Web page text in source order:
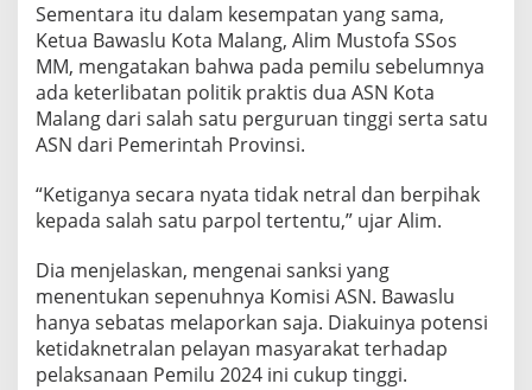
Sementara itu dalam kesempatan yang sama,
Ketua Bawaslu Kota Malang, Alim Mustofa SSos
MM, mengatakan bahwa pada pemilu sebelumnya
ada keterlibatan politik praktis dua ASN Kota
Malang dari salah satu perguruan tinggi serta satu
ASN dari Pemerintah Provinsi.
“Ketiganya secara nyata tidak netral dan berpihak
kepada salah satu parpol tertentu,” ujar Alim.
Dia menjelaskan, mengenai sanksi yang
menentukan sepenuhnya Komisi ASN. Bawaslu
hanya sebatas melaporkan saja. Diakuinya potensi
ketidaknetralan pelayan masyarakat terhadap
pelaksanaan Pemilu 2024 ini cukup tinggi.